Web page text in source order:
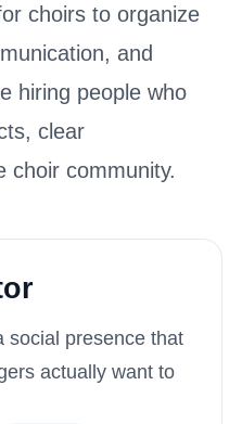
choirs to organize
and
hiring people who
clear
choir community.
social presence that
actually want to